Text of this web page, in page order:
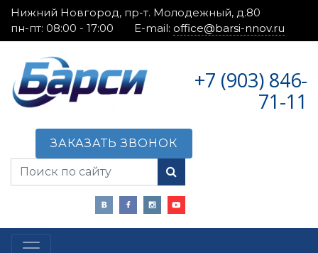
Нижний Новгород, пр-т. Молодежный, д.80
пн-пт: 08:00 - 17:00
E-mail: office@barsi-nnov.ru
+7 (903) 846-
71-11
ЗАКАЗАТЬ ЗВОНОК